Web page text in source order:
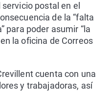
postal en el
de la “falta
para poder asumir “la
la oficina de Correos
cuenta con una
y trabajadoras, así